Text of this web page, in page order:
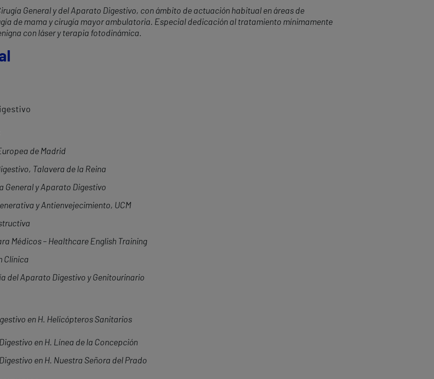
General y del Aparato Digestivo, con ámbito de actuación habitual en áreas de
de mama y cirugía mayor ambulatoria. Especial dedicación al tratamiento mínimamente
con láser y terapia fotodinámica.
de Madrid
Talavera de la Reina
General y Aparato Digestivo
y Antienvejecimiento, UCM
Médicos – Healthcare English Training
Clínica
del Aparato Digestivo y Genitourinario
en H. Helicópteros Sanitarios
en H. Línea de la Concepción
en H. Nuestra Señora del Prado